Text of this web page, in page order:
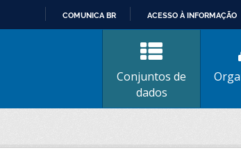
CONTEÚDO
COMUNICA BR ACESSO À INFORMAÇÃO
Conjuntos de
dados